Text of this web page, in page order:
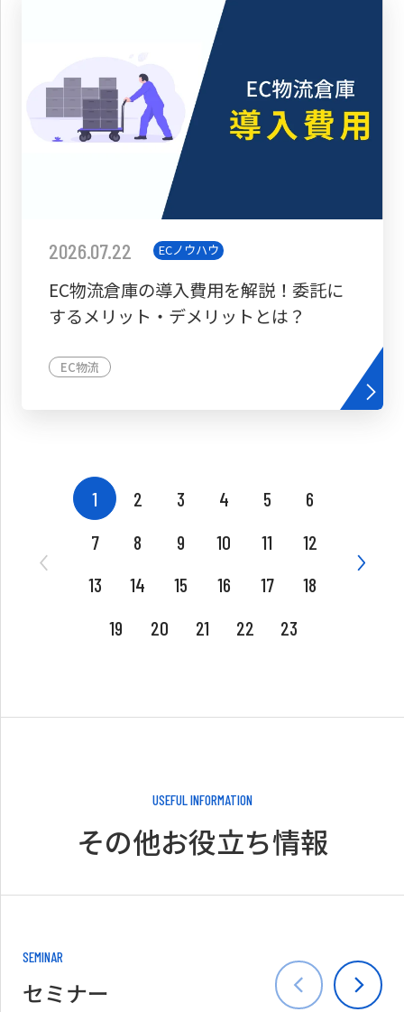
2026.07.22 ECノウハウ
EC物流倉庫の導入費用を解説！委託に
するメリット・デメリットとは？
EC物流
1 2 3 4 5
6
7
8 9 10 11
12
13
14 15 16 17
18
19
20 21 22 23
USEFUL INFORMATION
その他お役立ち情報
SEMINAR
セミナー